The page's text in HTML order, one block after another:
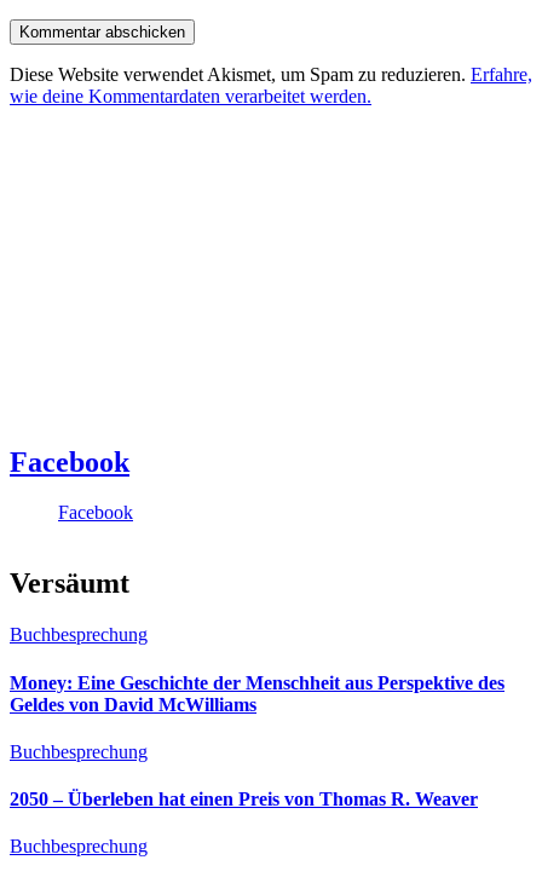
Diese Website verwendet Akismet, um Spam zu reduzieren. Erfahre,
wie deine Kommentardaten verarbeitet werden.
Facebook
Facebook
Versäumt
Buchbesprechung
Money: Eine Geschichte der Menschheit aus Perspektive des
Geldes von David McWilliams
Buchbesprechung
2050 – Überleben hat einen Preis von Thomas R. Weaver
Buchbesprechung